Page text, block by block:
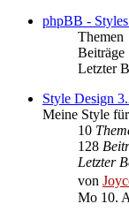
phpBB -
Themen
Beiträge
Letzter
Style Design
Meine Style
10
128
Letzter
von
Mo 10.